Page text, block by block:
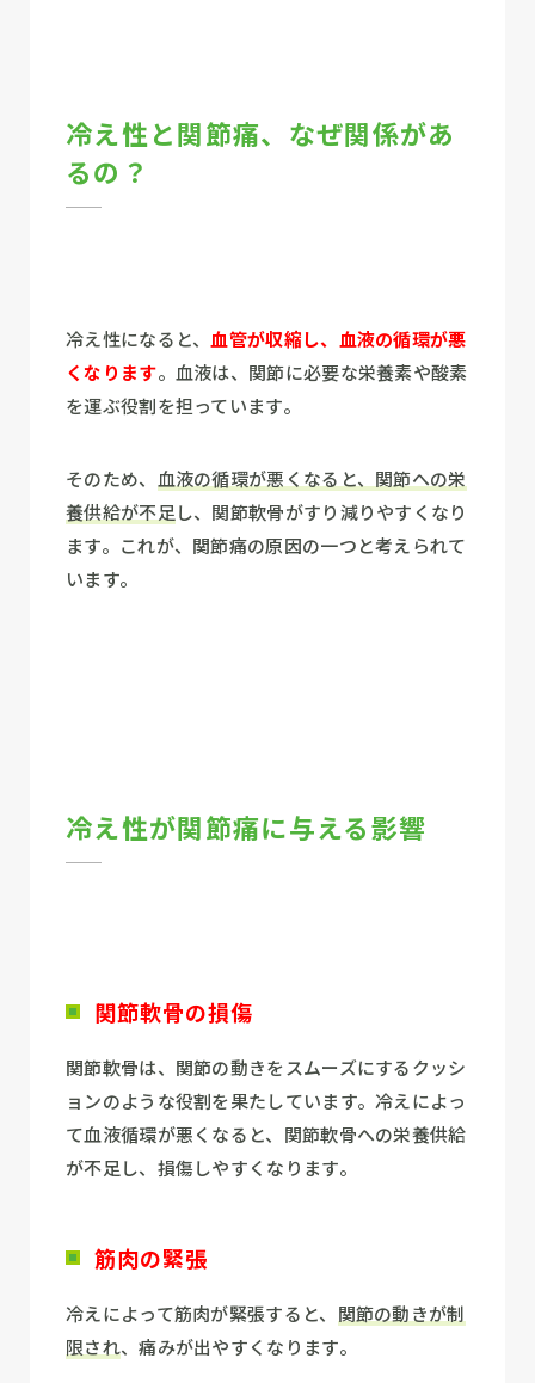
冷え性と関節痛、なぜ関係があ
るの？
冷え性になると、 血管が収縮し、血液の循環が悪
くなります。血液は、関節に必要な栄養素や酸素
を運ぶ役割を担っています。
そのため、
血液の循環が悪くなると、関節への栄
養供給が不足し、関節軟骨がすり減りやすくなり
ます。これが、関節痛の原因の一つと考えられて
います。
冷え性が関節痛に与える影響
関節軟骨の損傷
関節軟骨は、関節の動きをスムーズにするクッシ
ョンのような役割を果たしています。冷えによっ
て血液循環が悪くなると、関節軟骨への栄養供給
が不足し、損傷しやすくなります。
筋肉の緊張
冷えによって筋肉が緊張すると、 関節の動きが制
限され、痛みが出やすくなります。